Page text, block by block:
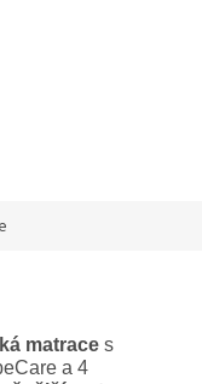
matrace s
a 4